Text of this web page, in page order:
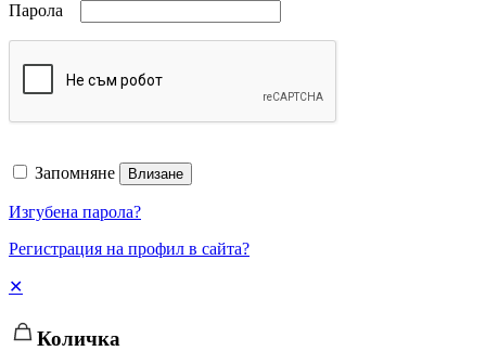
Парола
Запомняне Влизане
Изгубена парола?
Регистрация на профил в сайта?
✕
Количка